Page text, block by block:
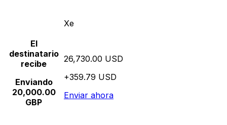
Xe
El
destinatario
recibe
Enviando
20,000.00
GBP
26,730.00 USD
+359.79 USD
Enviar ahora